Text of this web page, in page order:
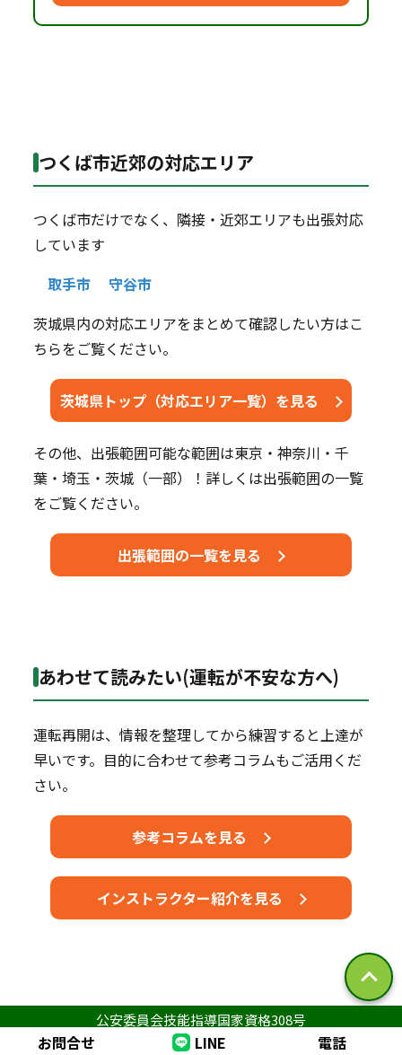
つくば市近郊の対応エリア
つくば市だけでなく、隣接・近郊エリアも出張対応
しています
取手市
守谷市
茨城県内の対応エリアをまとめて確認したい方はこ
ちらをご覧ください。
茨城県トップ（対応エリア一覧）を見る
その他、出張範囲可能な範囲は東京・神奈川・千
葉・埼玉・茨城（一部）！詳しくは出張範囲の一覧
をご覧ください。
出張範囲の一覧を見る
あわせて読みたい(運転が不安な方へ)
運転再開は、情報を整理してから練習すると上達が
早いです。目的に合わせて参考コラムもご活用くだ
さい。
参考コラムを見る
インストラクター紹介を見る
つくば市のまとめ
公安委員会技能指導国家資格308号
お問合せ LINE 電話